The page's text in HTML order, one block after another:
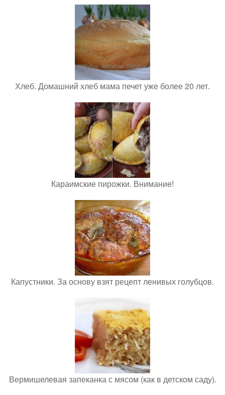
Хлеб. Домашний хлеб мама печет уже более 20 лет.
Караимские пирожки. Внимание!
Капустники. За основу взят рецепт ленивых голубцов.
Вермишелевая запеканка с мясом (как в детском саду).